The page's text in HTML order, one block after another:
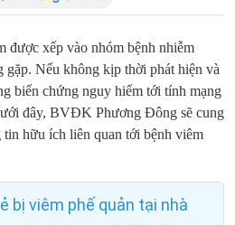
được xếp vào nhóm bệnh nhiễm
gặp. Nếu không kịp thời phát hiện và
biến chứng nguy hiểm tới tính mạng
đây, BVĐK Phương Đông sẽ cung
hữu ích liên quan tới bệnh viêm
bị viêm phế quản tại nhà